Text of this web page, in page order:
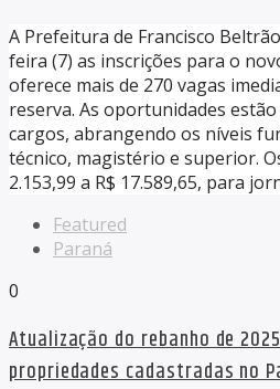
A Prefeitura de Francisco
feira (7) as inscrições para o
oferece mais de 270 vagas
reserva. As oportunidades
cargos, abrangendo os níveis
técnico, magistério e superior.
2.153,99 a R$ 17.589,65, para
Featured
Paraná
0
Atualização do rebanho de
propriedades cadastradas no